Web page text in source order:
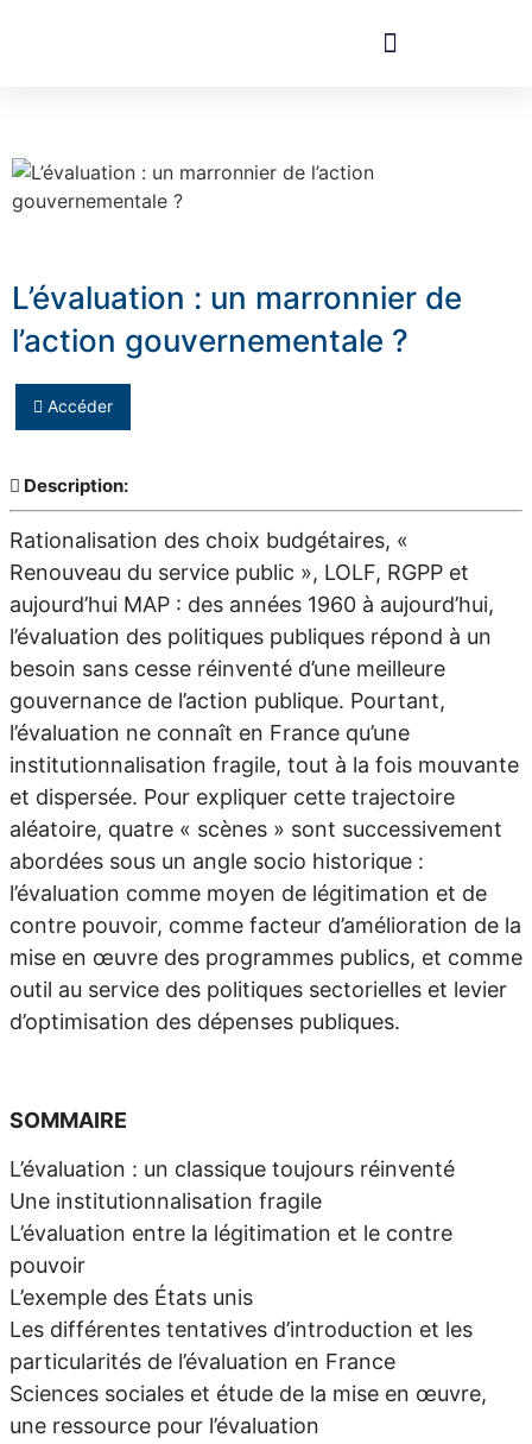
L’évaluation : un marronnier de
l’action gouvernementale ?
Accéder
Description:
Rationalisation des choix budgétaires, «
Renouveau du service public », LOLF, RGPP et
aujourd’hui MAP : des années 1960 à aujourd’hui,
l’évaluation des politiques publiques répond à un
besoin sans cesse réinventé d’une meilleure
gouvernance de l’action publique. Pourtant,
l’évaluation ne connaît en France qu’une
institutionnalisation fragile, tout à la fois mouvante
et dispersée. Pour expliquer cette trajectoire
aléatoire, quatre « scènes » sont successivement
abordées sous un angle socio historique :
l’évaluation comme moyen de légitimation et de
contre pouvoir, comme facteur d’amélioration de la
mise en œuvre des programmes publics, et comme
outil au service des politiques sectorielles et levier
d’optimisation des dépenses publiques.
SOMMAIRE
L’évaluation : un classique toujours réinventé
Une institutionnalisation fragile
L’évaluation entre la légitimation et le contre
pouvoir
L’exemple des États unis
Les différentes tentatives d’introduction et les
particularités de l’évaluation en France
Sciences sociales et étude de la mise en œuvre,
une ressource pour l’évaluation